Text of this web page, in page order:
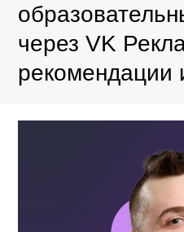
через VK
рекомендации